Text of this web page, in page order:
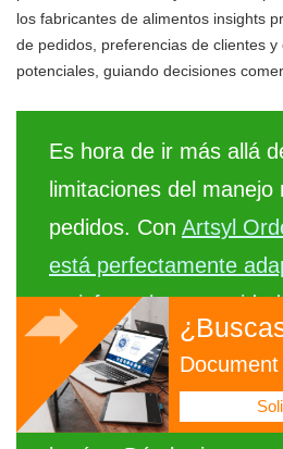
los fabricantes de alimentos insights
de pedidos, preferencias de clientes y
potenciales, guiando decisiones
Es hora de ir más allá
limitaciones del manejo
pedidos. Con Artsyl
está perfectamente
satisfacer las
manufactura de
digitalizar, categorizar
cualquier pedido con